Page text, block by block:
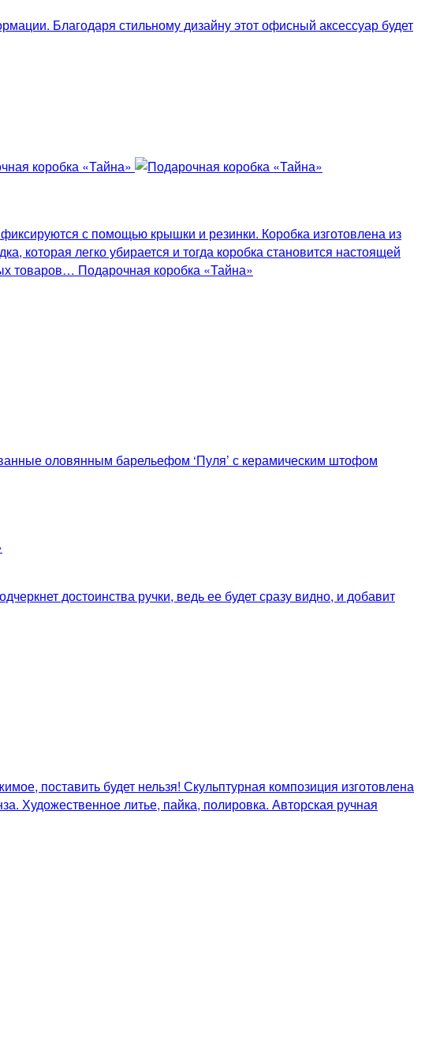
Благодаря стильному дизайну этот офисный аксессуар будет
с помощью крышки и резинки. Коробка изготовлена из
которая легко убирается и тогда коробка становится настоящей
товаров… Подарочная коробка «Тайна»
оловянным барельефом ‘Пуля’ с керамическим штофом
достоинства ручки, ведь ее будет сразу видно, и добавит
поставить будет нельзя! Скульптурная композиция изготовлена
Художественное литье, пайка, полировка. Авторская ручная